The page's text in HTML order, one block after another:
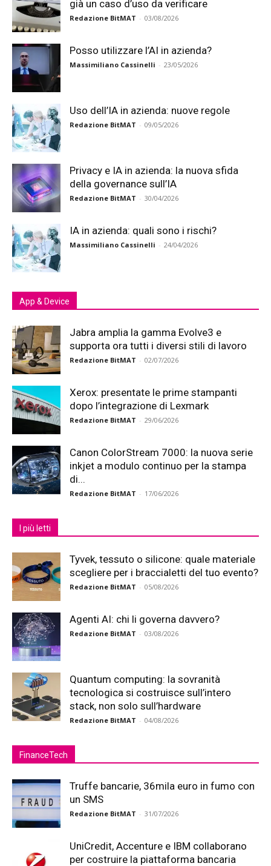
già un caso d’uso da verificare
Redazione BitMAT - 03/08/2026
Posso utilizzare l’AI in azienda?
Massimiliano Cassinelli - 23/05/2026
Uso dell’IA in azienda: nuove regole
Redazione BitMAT - 09/05/2026
Privacy e IA in azienda: la nuova sfida
della governance sull’IA
Redazione BitMAT - 30/04/2026
IA in azienda: quali sono i rischi?
Massimiliano Cassinelli - 24/04/2026
App & Device
Jabra amplia la gamma Evolve3 e
supporta ora tutti i diversi stili di lavoro
Redazione BitMAT - 02/07/2026
Xerox: presentate le prime stampanti
dopo l’integrazione di Lexmark
Redazione BitMAT - 29/06/2026
Canon ColorStream 7000: la nuova serie
inkjet a modulo continuo per la stampa
di...
Redazione BitMAT - 17/06/2026
I più letti
Tyvek, tessuto o silicone: quale materiale
scegliere per i braccialetti del tuo evento?
Redazione BitMAT - 05/08/2026
Agenti AI: chi li governa davvero?
Redazione BitMAT - 03/08/2026
Quantum computing: la sovranità
tecnologica si costruisce sull’intero
stack, non solo sull’hardware
Redazione BitMAT - 04/08/2026
FinanceTech
Truffe bancarie, 36mila euro in fumo con
un SMS
Redazione BitMAT - 31/07/2026
UniCredit, Accenture e IBM collaborano
per costruire la piattaforma bancaria